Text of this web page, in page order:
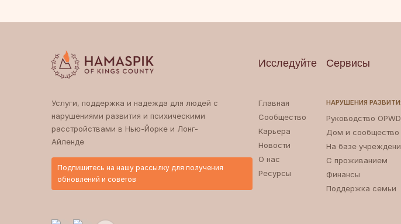
Услуги, поддержка и надежда для людей с
нарушениями развития и психическими
расстройствами в Нью-Йорке и Лонг-
Айленде
Подпишитесь на нашу рассылку для получения
обновлений и советов
Исследуйте
Главная
Сообщество
Карьера
Новости
О нас
Ресурсы
Сервисы
НАРУШЕНИЯ
Руководство
Дом и сообщество
На базе
С проживанием
Финансы
Поддержка семьи